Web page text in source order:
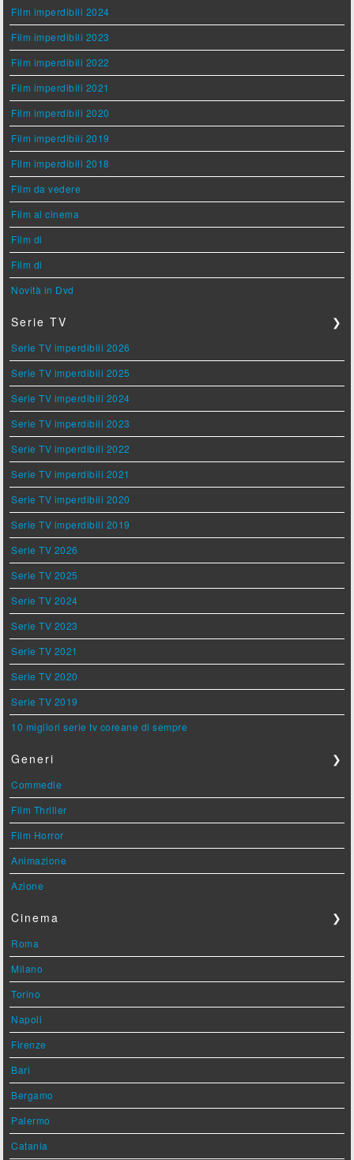
Film imperdibili 2024
Film imperdibili 2023
Film imperdibili 2022
Film imperdibili 2021
Film imperdibili 2020
Film imperdibili 2019
Film imperdibili 2018
Film da vedere
Film al cinema
Film di
Film di
Novità in Dvd
Serie TV ❯
Serie TV imperdibili 2026
Serie TV imperdibili 2025
Serie TV imperdibili 2024
Serie TV imperdibili 2023
Serie TV imperdibili 2022
Serie TV imperdibili 2021
Serie TV imperdibili 2020
Serie TV imperdibili 2019
Serie TV 2026
Serie TV 2025
Serie TV 2024
Serie TV 2023
Serie TV 2021
Serie TV 2020
Serie TV 2019
10 migliori serie tv coreane di sempre
Generi ❯
Commedie
Film Thriller
Film Horror
Animazione
Azione
Cinema ❯
Roma
Milano
Torino
Napoli
Firenze
Bari
Bergamo
Palermo
Catania